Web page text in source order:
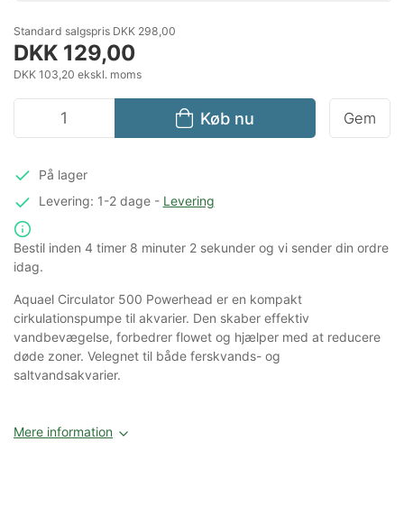
Standard salgspris DKK 298,00
DKK 129,00
DKK 103,20 ekskl. moms
Køb nu Gem
På lager
Levering: 1-2 dage- Levering
Bestil inden 4 timer 8 minuter 2 sekunder og vi sender din ordre
idag.
Aquael Circulator 500 Powerhead er en kompakt
cirkulationspumpe til akvarier. Den skaber effektiv
vandbevægelse, forbedrer flowet og hjælper med at reducere
døde zoner. Velegnet til både ferskvands- og
saltvandsakvarier.
Mere information